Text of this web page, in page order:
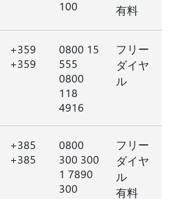
100
有料
+359
+359
0800 15
555
0800
118
4916
フリー
ダイヤ
ル
+385
+385
0800
300 300
1 7890
300
フリー
ダイヤ
ル
有料